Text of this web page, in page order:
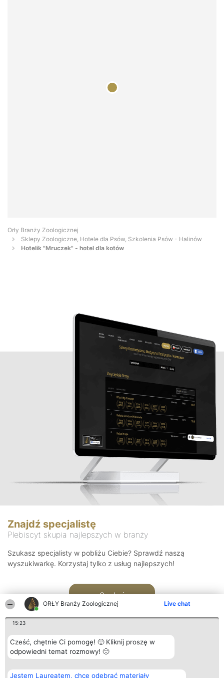
ORŁY Branży Zoologicznej Live chat
15:23
Cześć, chętnie Ci pomogę! 🙂 Kliknij proszę w
odpowiedni temat rozmowy! 🙂
Jestem Laureatem, chcę odebrać materiały
Orły Branży Zoologicznej
Sklepy Zoologiczne, Hotele dla Psów, Szkolenia Psów - Halinów
Hotelik "Mruczek" - hotel dla kotów
Znajdź specjalistę
Plebiscyt skupia najlepszych w branży
Szukasz specjalisty w pobliżu Ciebie? Sprawdź naszą
wyszukiwarkę. Korzystaj tylko z usług najlepszych!
Szukaj
Organizator plebiscytu
Bright Side Solutions sp. z o.
Plebiscyt
Laureaci
Kontakt
Kontakt